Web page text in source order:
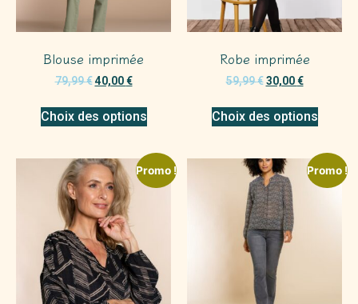
Blouse imprimée
79,99€ 40,00€
Choix des options
Robe imprimée
59,99€ 30,00€
Choix des options
Promo ! Promo !